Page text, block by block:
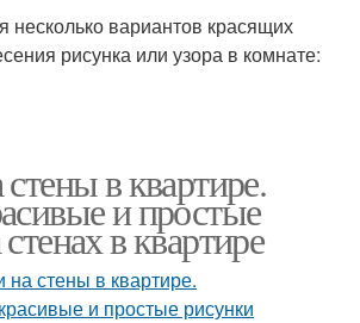
несколько вариантов красящих
рисунка или узора в комнате:
в квартире.
и простые
в квартире